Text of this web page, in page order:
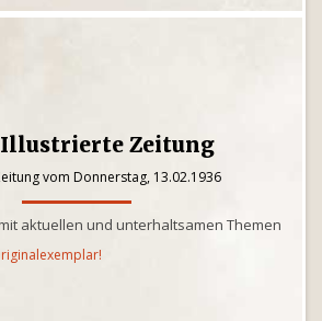
Illustrierte Zeitung
vom Donnerstag, 13.02.1936
aktuellen und unterhaltsamen Themen